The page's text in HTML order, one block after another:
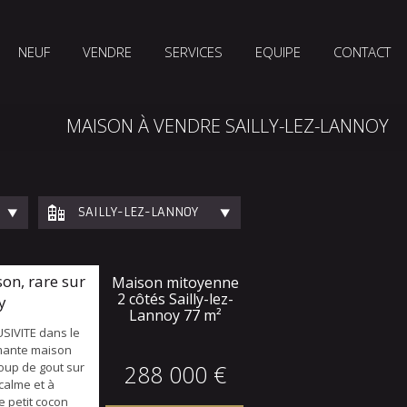
NEUF VENDRE SERVICES EQUIPE CONTACT
MAISON À VENDRE SAILLY-LEZ-LANNOY
SAILLY-LEZ-LANNOY
rare sur
dans le
maison
de gout sur
et à
petit cocon
Maison mitoyenne
2 côtés Sailly-lez-
Lannoy 77 m²
288 000 €